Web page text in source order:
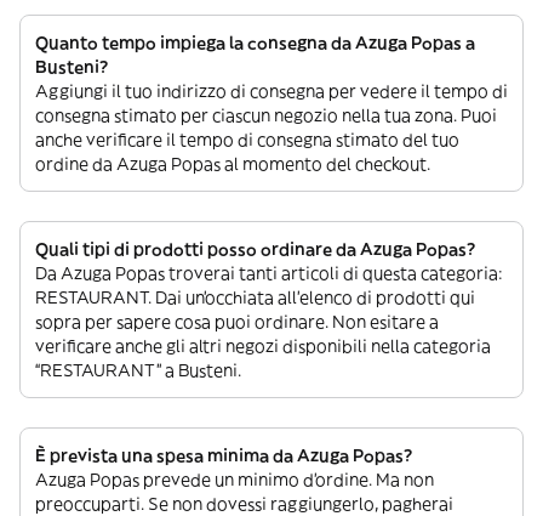
Quanto tempo impiega la consegna da Azuga Popas a
Busteni?
Aggiungi il tuo indirizzo di consegna per vedere il tempo di
consegna stimato per ciascun negozio nella tua zona. Puoi
anche verificare il tempo di consegna stimato del tuo
ordine da Azuga Popas al momento del checkout.
Quali tipi di prodotti posso ordinare da Azuga Popas?
Da Azuga Popas troverai tanti articoli di questa categoria:
RESTAURANT. Dai un’occhiata all’elenco di prodotti qui
sopra per sapere cosa puoi ordinare. Non esitare a
verificare anche gli altri negozi disponibili nella categoria
“RESTAURANT” a Busteni.
È prevista una spesa minima da Azuga Popas?
Azuga Popas prevede un minimo d’ordine. Ma non
preoccuparti. Se non dovessi raggiungerlo, pagherai